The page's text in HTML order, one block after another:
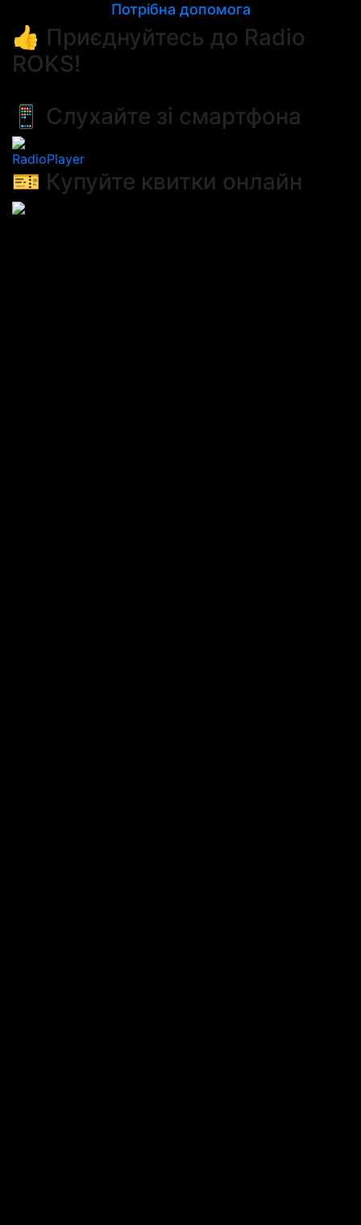
Потрібна допомога
👍 Приєднуйтесь до Radio
ROKS!
📱 Слухайте зі смартфона
RadioPlayer
🎫 Купуйте квитки онлайн